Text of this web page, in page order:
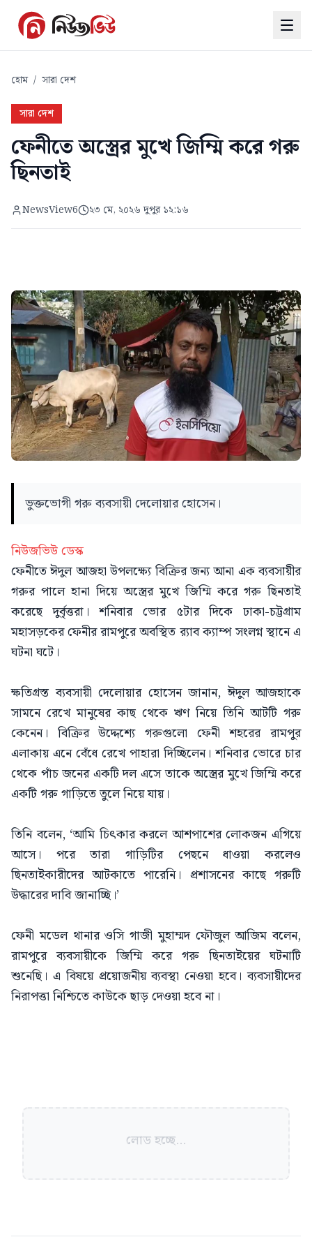
হোম / সারা দেশ
সারা দেশ
ফেনীতে অস্ত্রের মুখে জিম্মি করে গরু
ছিনতাই
NewsView6 ২৩ মে, ২০২৬ দুপুর ১২:১৬
ভুক্তভোগী গরু ব্যবসায়ী দেলোয়ার হোসেন।
নিউজভিউ ডেস্ক
ফেনীতে ঈদুল আজহা উপলক্ষ্যে বিক্রির জন্য আনা এক ব্যবসায়ীর
গরুর পালে হানা দিয়ে অস্ত্রের মুখে জিম্মি করে গরু ছিনতাই
করেছে দুর্বৃত্তরা। শনিবার ভোর ৫টার দিকে ঢাকা-চট্টগ্রাম
মহাসড়কের ফেনীর রামপুরে অবস্থিত র‌্যাব ক্যাম্প সংলগ্ন স্থানে এ
ঘটনা ঘটে।
ক্ষতিগ্রস্ত ব্যবসায়ী দেলোয়ার হোসেন জানান, ঈদুল আজহাকে
সামনে রেখে মানুষের কাছ থেকে ঋণ নিয়ে তিনি আটটি গরু
কেনেন। বিক্রির উদ্দেশ্যে গরুগুলো ফেনী শহরের রামপুর
এলাকায় এনে বেঁধে রেখে পাহারা দিচ্ছিলেন। শনিবার ভোরে চার
থেকে পাঁচ জনের একটি দল এসে তাকে অস্ত্রের মুখে জিম্মি করে
একটি গরু গাড়িতে তুলে নিয়ে যায়।
তিনি বলেন, ‘আমি চিৎকার করলে আশপাশের লোকজন এগিয়ে
আসে। পরে তারা গাড়িটির পেছনে ধাওয়া করলেও
ছিনতাইকারীদের আটকাতে পারেনি। প্রশাসনের কাছে গরুটি
উদ্ধারের দাবি জানাচ্ছি।’
ফেনী মডেল থানার ওসি গাজী মুহাম্মদ ফৌজুল আজিম বলেন,
রামপুরে ব্যবসায়ীকে জিম্মি করে গরু ছিনতাইয়ের ঘটনাটি
শুনেছি। এ বিষয়ে প্রয়োজনীয় ব্যবস্থা নেওয়া হবে। ব্যবসায়ীদের
নিরাপত্তা নিশ্চিতে কাউকে ছাড় দেওয়া হবে না।
লোড হচ্ছে...